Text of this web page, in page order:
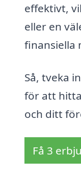
effektivt,
eller en
finansiella
Så, tveka
för att
och ditt
Få 3